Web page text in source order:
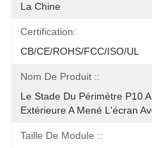
La Chine
Certification:
CB/CE/ROHS/FCC/ISO/UL
Nom De Produit ::
Le Stade Du Périmètre P10
Extérieure A Mené L'écran
Taille De Module ::